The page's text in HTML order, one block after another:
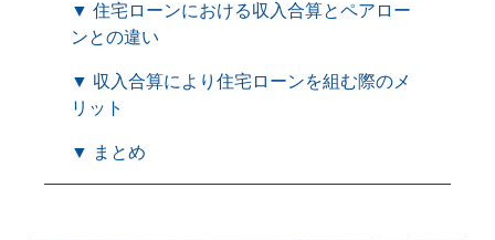
▼ 住宅ローンにおける収入合算とペアロー
ンとの違い
▼ 収入合算により住宅ローンを組む際のメ
リット
▼ まとめ